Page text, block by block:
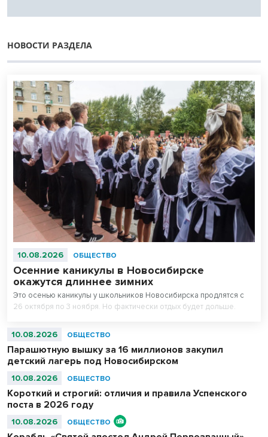
НОВОСТИ РАЗДЕЛА
10.08.2026 ОБЩЕСТВО
Осенние каникулы в Новосибирске
окажутся длиннее зимних
Это осенью каникулы у школьников Новосибирска продлятся с
26 октября по 3 ноября. Но фактически отдых будет дольше.
10.08.2026 ОБЩЕСТВО
Парашютную вышку за 16 миллионов закупил
детский лагерь под Новосибирском
10.08.2026 ОБЩЕСТВО
Короткий и строгий: отличия и правила Успенского
поста в 2026 году
10.08.2026 ОБЩЕСТВО